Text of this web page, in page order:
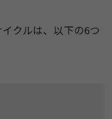
クルは、以下の6つ